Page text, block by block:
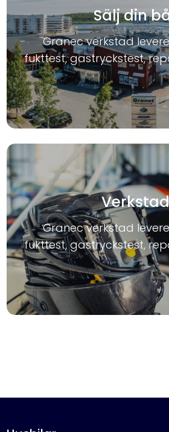
Sälj din
Granec verkstad
fukttest, gastryckstest,
Verkstad
Granec verkstad
fukttest, gastryckstest,